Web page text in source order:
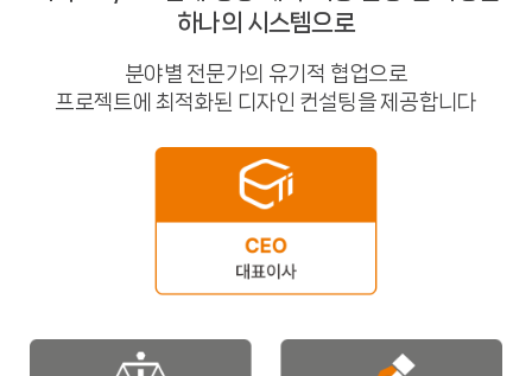
하나의 시스템으로
분야별 전문가의 유기적 협업으로
프로젝트에 최적화된 디자인 컨설팅을 제공합니다